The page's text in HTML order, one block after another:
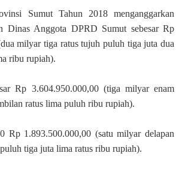
Sumut Tahun 2018 menganggarkan
Dinas Anggota DPRD Sumut sebesar Rp
milyar tiga ratus tujuh puluh tiga juta dua
ribu rupiah).
Rp 3.604.950.000,00 (tiga milyar enam
ratus lima puluh ribu rupiah).
Rp 1.893.500.000,00 (satu milyar delapan
tiga juta lima ratus ribu rupiah).